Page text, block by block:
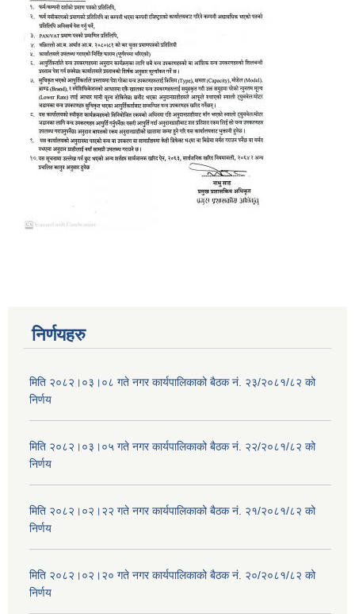
निर्णयहरु
मिति २०८२।०३।०८ गते नगर कार्यपालिकाको बैठक नं. २३/२०८१/८२ को
निर्णय
मिति २०८२।०३।०५ गते नगर कार्यपालिकाको बैठक नं. २२/२०८१/८२ को
निर्णय
मिति २०८२।०२।२२ गते नगर कार्यपालिकाको बैठक नं. २१/२०८१/८२ को
निर्णय
मिति २०८२।०२।२० गते नगर कार्यपालिकाको बैठक नं. २०/२०८१/८२ को
निर्णय